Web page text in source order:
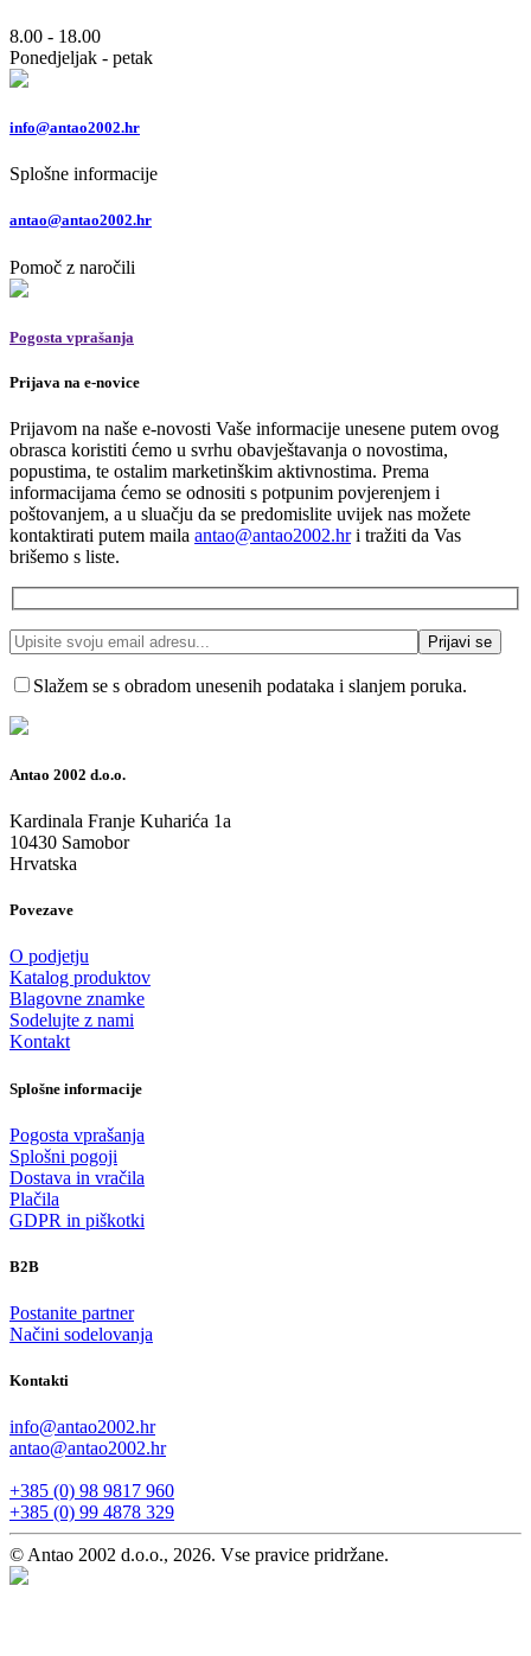
8.00 - 18.00
Ponedjeljak - petak
info@antao2002.hr
Splošne informacije
antao@antao2002.hr
Pomoč z naročili
Pogosta vprašanja
Prijava na e-novice
Prijavom na naše e-novosti Vaše informacije unesene putem ovog
obrasca koristiti ćemo u svrhu obavještavanja o novostima,
popustima, te ostalim marketinškim aktivnostima. Prema
informacijama ćemo se odnositi s potpunim povjerenjem i
poštovanjem, a u sluačju da se predomislite uvijek nas možete
kontaktirati putem maila antao@antao2002.hri tražiti da Vas
brišemo s liste.
Slažem se s obradom unesenih podataka i slanjem poruka.
Antao 2002 d.o.o.
Kardinala Franje Kuharića 1a
10430 Samobor
Hrvatska
Povezave
O podjetju
Katalog produktov
Blagovne znamke
Sodelujte z nami
Kontakt
Splošne informacije
Pogosta vprašanja
Splošni pogoji
Dostava in vračila
Plačila
GDPR in piškotki
B2B
Postanite partner
Načini sodelovanja
Kontakti
info@antao2002.hr
antao@antao2002.hr
+385 (0) 98 9817 960
+385 (0) 99 4878 329
© Antao 2002 d.o.o., 2026. Vse pravice pridržane.